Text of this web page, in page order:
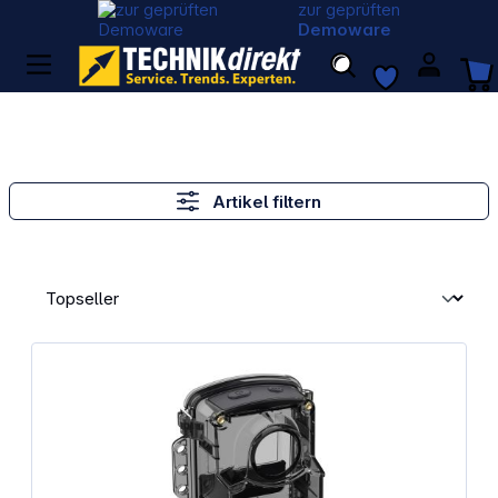
zur geprüften
Demoware
Artikel filtern